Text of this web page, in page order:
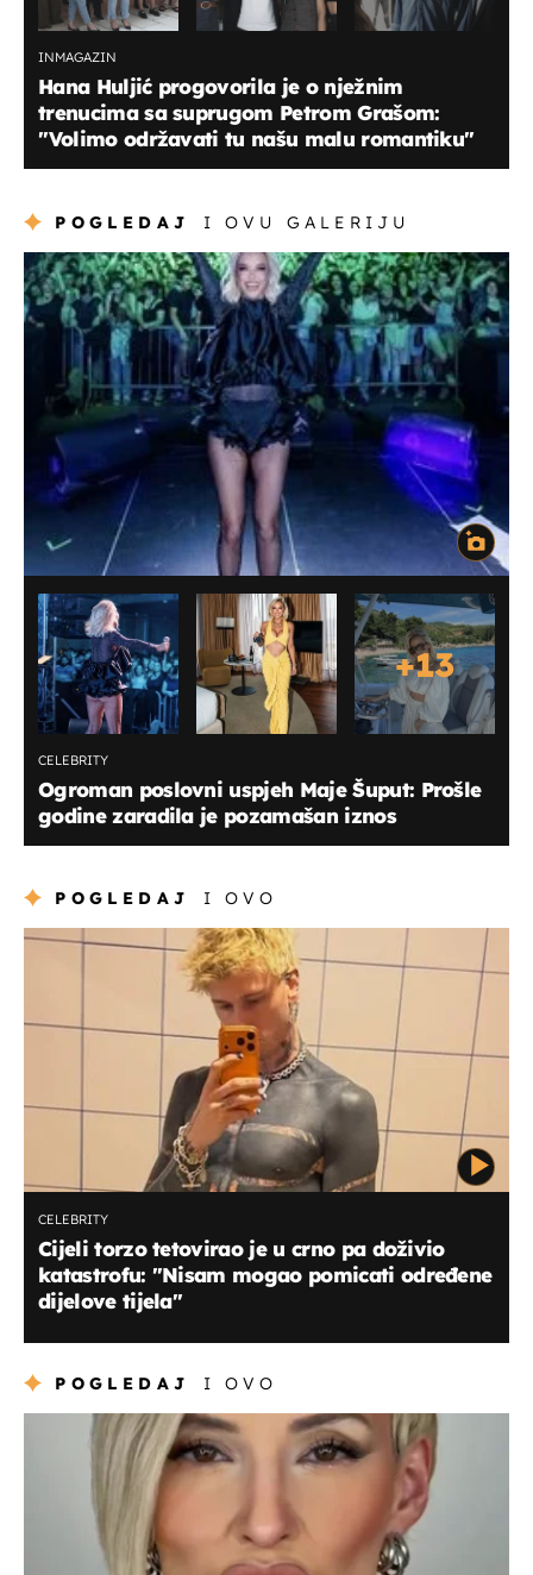
INMAGAZIN
Hana Huljić progovorila je o nježnim
trenucima sa suprugom Petrom Grašom:
''Volimo održavati tu našu malu romantiku''
POGLEDAJ I OVU GALERIJU
+13
CELEBRITY
Ogroman poslovni uspjeh Maje Šuput: Prošle
godine zaradila je pozamašan iznos
POGLEDAJ I OVO
CELEBRITY
Cijeli torzo tetovirao je u crno pa doživio
katastrofu: "Nisam mogao pomicati određene
dijelove tijela"
POGLEDAJ I OVO